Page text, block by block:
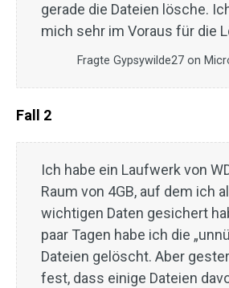
gerade die Dateien lösche.
mich sehr im Voraus für die
Fragte Gypsywilde27 on
Fall 2
Ich habe ein Laufwerk von
Raum von 4GB, auf dem ich
wichtigen Daten gesichert
paar Tagen habe ich die
Dateien gelöscht. Aber
fest, dass einige Dateien